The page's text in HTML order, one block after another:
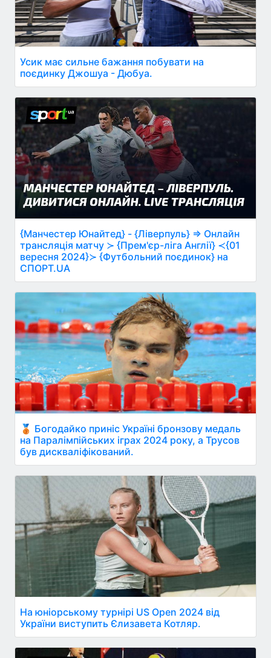
Усик має сильне бажання побувати на
поєдинку Джошуа - Дюбуа.
{Манчестер Юнайтед} - {Ліверпуль} ⇒ Онлайн
трансляція матчу ≻ {Прем'єр-ліга Англії} ≺{01
вересня 2024}≻ {Футбольний поєдинок} на
СПОРТ.UA
🥉 Богодайко приніс Україні бронзову медаль
на Паралімпійських іграх 2024 року, а Трусов
був дискваліфікований.
На юніорському турнірі US Open 2024 від
України виступить Єлизавета Котляр.